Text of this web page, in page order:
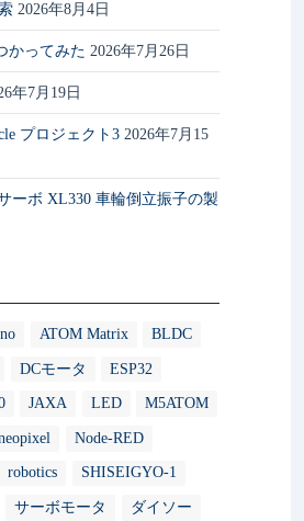
2026年8月4日
かってみた 2026年7月26日
年7月19日
プロジェクト3 2026年7月15
ーボ XL330 車輪倒立振子の製
ATOM Matrix BLDC
DCモータ ESP32
JAXA LED M5ATOM
Node-RED
robotics SHISEIGYO-1
サーボモータ ダイソー